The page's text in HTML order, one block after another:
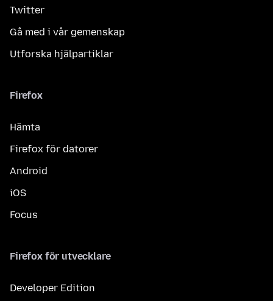
Twitter
Gå med i vår gemenskap
Utforska hjälpartiklar
Firefox
Hämta
Firefox för datorer
Android
iOS
Focus
Firefox för utvecklare
Developer Edition